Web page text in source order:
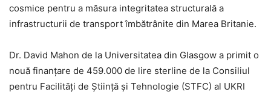
cosmice pentru a măsura integritatea structurală a
infrastructurii de transport îmbătrânite din Marea Britanie.
Dr. David Mahon de la Universitatea din Glasgow a primit o
nouă finanțare de 459.000 de lire sterline de la Consiliul
pentru Facilități de Știință și Tehnologie (STFC) al UKRI